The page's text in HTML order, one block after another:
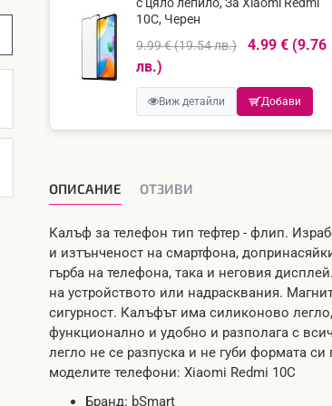
10C, Черен
9.99 € (19.54 лв.)
4.99 € (9.76
лв.)
Виж детайли Добави
ОПИСАНИЕ OТЗИВИ
Калъф за телефон тип тефтер - флип.
и изтънченост на смартфона,
гърба на телефона, така и неговия
на устройството или надрасквания.
сигурност. Калъфът има силиконово
функционално и удобно и разполага с
легло не се разпуска и не губи формата
моделите телефони: Xiaomi Redmi 10C
Бранд: bSmart